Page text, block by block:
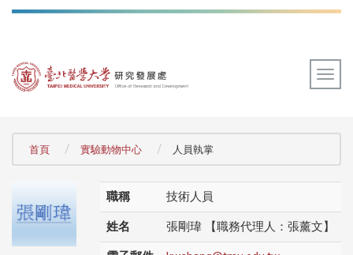
首頁 實驗動物中心 人員執掌
職稱 技術人員
姓名 張剛瑋 【職務代理人：張薰文】